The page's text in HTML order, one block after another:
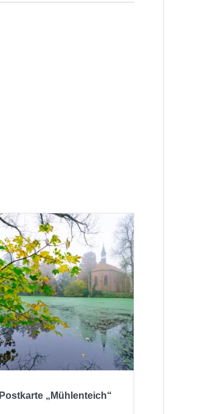
Postkarte „Mühlenteich“